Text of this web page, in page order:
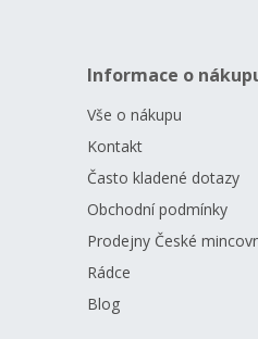
Informace o
Vše o nákupu
Kontakt
Často kladené dotazy
Obchodní podmínky
Prodejny České
Rádce
Blog